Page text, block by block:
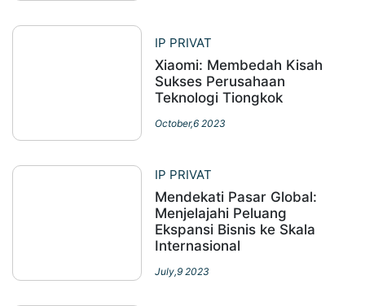
IP PRIVAT
Xiaomi: Membedah Kisah
Sukses Perusahaan
Teknologi Tiongkok
October,6 2023
IP PRIVAT
Mendekati Pasar Global:
Menjelajahi Peluang
Ekspansi Bisnis ke Skala
Internasional
July,9 2023